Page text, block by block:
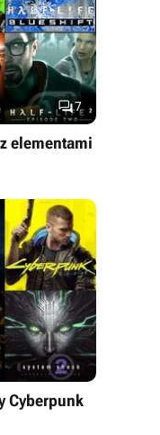
7
elementami
Cyberpunk